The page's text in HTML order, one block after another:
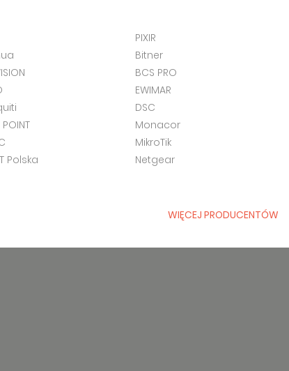
Polska
PIXIR
Bitner
BCS PRO
EWIMAR
DSC
Monacor
MikroTik
Netgear
WIĘCEJ PRODUCENTÓW